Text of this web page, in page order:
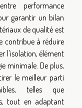
performance
garantir un bilan
de qualité est
contribue à réduire
l'isolation, élément
minimale. De plus,
le meilleur parti
telles que
tout en adaptant